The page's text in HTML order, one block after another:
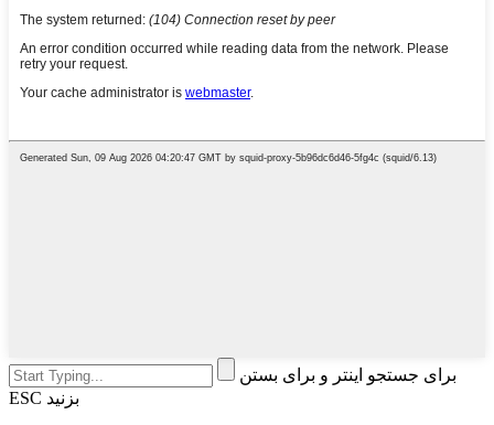
برای جستجو اینتر و برای بستن
ESC بزنید